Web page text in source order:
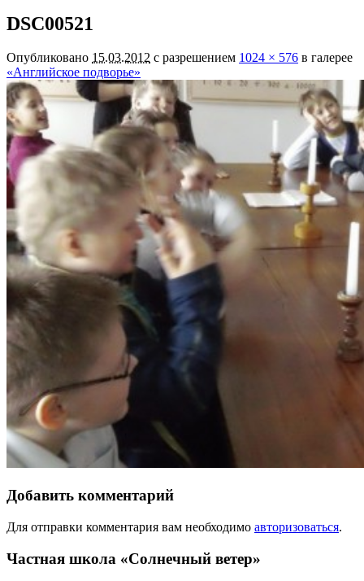
DSC00521
Опубликовано 15.03.2012 с разрешением 1024 × 576 в галерее
«Английское подворье»
Добавить комментарий
Для отправки комментария вам необходимо авторизоваться.
Частная школа «Солнечный ветер»